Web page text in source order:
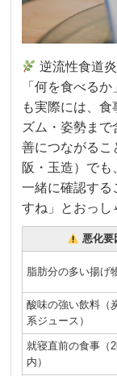
逆流性食道
「何を食べる
も実際には、
ズム・姿勢ま
善につながるこ
阪・玉造）で
一緒に確認する
すね」とおっし
悪化要
脂肪分の多い揚げ
酸味の強い飲料（
系ジュース）
就寝直前の食事（
内）